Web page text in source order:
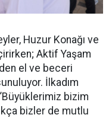
Huzur Konağı ve
Aktif Yaşam
el ve beceri
İlkadım
bizim
bizler de mutlu